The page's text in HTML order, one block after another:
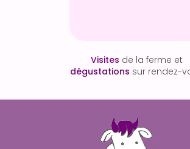
Visites de la ferme et
dégustations sur rendez-